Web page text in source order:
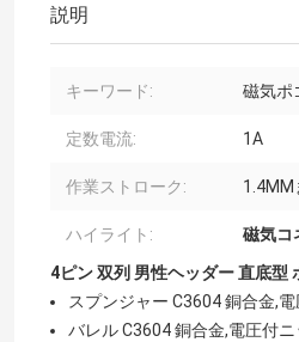
説明
キーワード: 磁気ポ
定数電流: 1A
作業ストローク: 1.4MM
ハイライト: 磁気コ
4ピン 双列 男性ヘッダー 直底型
スプンジャー C3604 銅合金,
バレルC3604 銅合金,電圧付